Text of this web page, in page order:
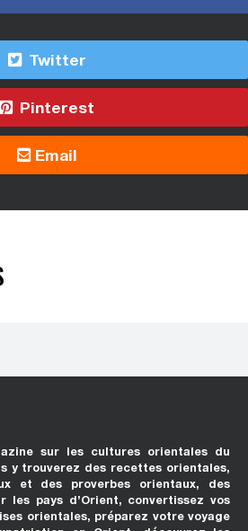
Twitter
Pinterest
Email
sur les cultures orientales du
y trouverez des recettes orientales,
et des proverbes orientaux, des
les pays d’Orient, convertissez vos
orientales, préparez votre voyage